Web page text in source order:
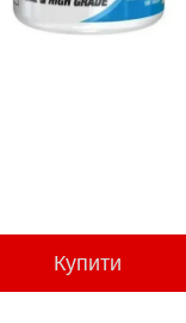
Купити